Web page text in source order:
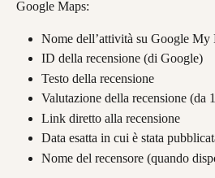
Google Maps:
Nome dell’attività su Google My
ID della recensione (di Google)
Testo della recensione
Valutazione della recensione (da
Link diretto alla recensione
Data esatta in cui è stata
Nome del recensore (quando